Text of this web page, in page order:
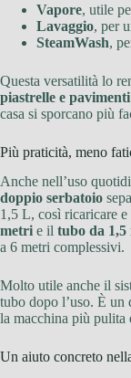
Vapore, utile
Lavaggio, per
SteamWash,
Questa versatilità lo
piastrelle e
casa si sporcano più
Più praticità, meno
Anche nell’uso
doppio serbatoio
1,5 L, così ricaricare
metri e il tubo da 1,5
a 6 metri complessivi.
Molto utile anche il
tubo dopo l’uso. È un
la macchina più pulita
Un aiuto concreto